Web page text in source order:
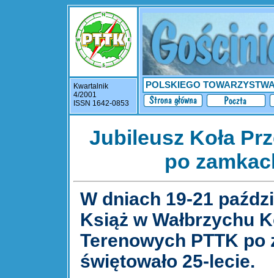
POLSKIEGO
Kwartalnik
4/2001
ISSN 1642-0853
Jubileusz Koła
po
W dniach 19-21
Książ w Wałbrzychu
Terenowych PTTK
świętowało 25-lecie.